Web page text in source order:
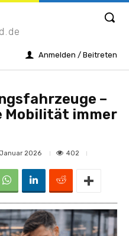
Anmelden / Beitreten
–
Mobilität immer
2026 402